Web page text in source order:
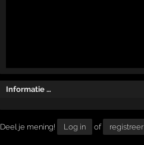
Informatie …
Deel je mening! Log in of registreer